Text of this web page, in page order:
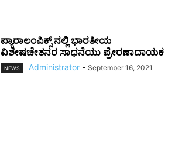
ಪ್ಯಾರಾಲಂಪಿಕ್ಸ್ ನಲ್ಲಿ ಭಾರತೀಯ
ವಿಶೇಷಚೇತನರ ಸಾಧನೆಯು ಪ್ರೇರಣಾದಾಯಕ
NEWS Administrator - September 16, 2021